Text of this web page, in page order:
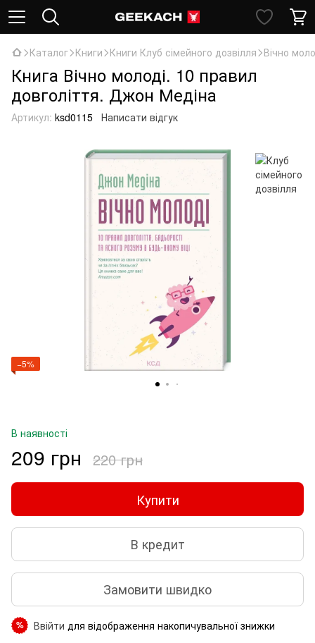
Каталог Книги Книги Клуб сімейного дозвілля Вічно
Книга Вічно молоді. 10 правил
довголіття. Джон Медіна
Артикул: ksd0115 Написати відгук
−5%
В наявності
209 грн 220 грн
Купити
В кредит
Замовити швидко
% Ввійти для відображення накопичувальної знижки